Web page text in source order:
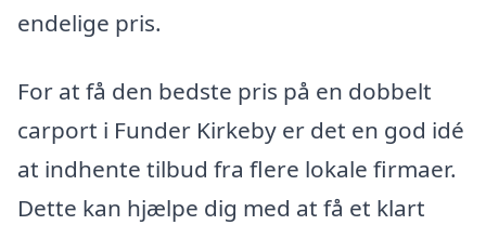
endelige pris.
For at få den bedste pris på en dobbelt
carport i Funder Kirkeby er det en god idé
at indhente tilbud fra flere lokale firmaer.
Dette kan hjælpe dig med at få et klart